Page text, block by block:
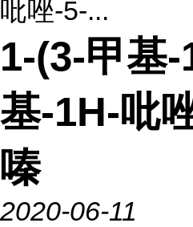
吡唑-5-...
1-(3-甲基-
基-1H-吡
嗪
2020-06-11